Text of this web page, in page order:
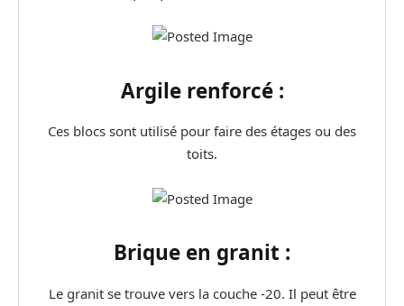
Argile renforcé :
Ces blocs sont utilisé pour faire des étages ou des
toits.
Brique en granit :
Le granit se trouve vers la couche -20. Il peut être